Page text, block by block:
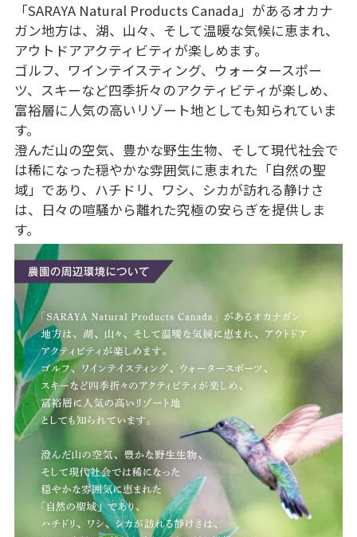
「SARAYA Natural Products Canada」があるオカナ
ガン地方は、湖、山々、そして温暖な気候に恵まれ、
アウトドアアクティビティが楽しめます。
ゴルフ、ワインテイスティング、ウォータースポー
ツ、スキーなど四季折々のアクティビティが楽しめ、
富裕層に人気の高いリゾート地としても知られていま
す。
澄んだ山の空気、豊かな野生生物、そして現代社会で
は稀になった穏やかな雰囲気に恵まれた「自然の聖
域」であり、ハチドリ、ワシ、シカが訪れる静けさ
は、日々の喧騒から離れた究極の安らぎを提供しま
す。